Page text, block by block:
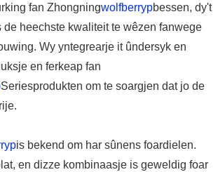
fan Zhongningwolfberrypbessen, dy't
de heechste kwaliteit te wêzen fanwege
Wy yntegrearje it ûndersyk en
en ferkeap fan
Seriesprodukten om te soargjen dat jo de
is bekend om har sûnens foardielen.
en dizze kombinaasje is geweldig foar